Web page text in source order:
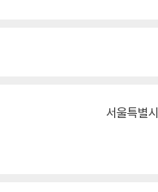
서울특별